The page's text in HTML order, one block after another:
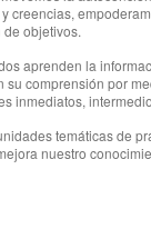
creencias,
objetivos.
aprenden la
comprensión por
inmediatos,
temáticas de
nuestro